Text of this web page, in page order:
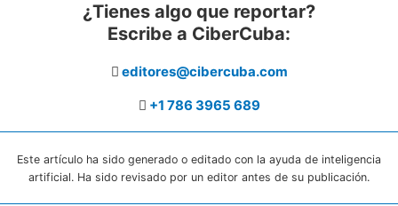
¿Tienes algo que reportar?
Escribe a CiberCuba:
editores@cibercuba.com
+1 786 3965 689
Este artículo ha sido generado o editado con la ayuda de inteligencia
artificial. Ha sido revisado por un editor antes de su publicación.